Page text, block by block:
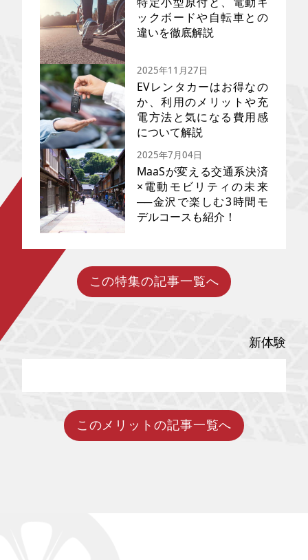
ックボードや自転車との
違いを徹底解説
2023年の道路交通法改正で「特
定小型原動機付自転車（特定小
し、電動キックボードや電動自
転車との違いに戸惑う人も多い
はず。この記事では、特定小型
原付の定義から、他の乗り物と
の比較、必要な免許、交通ルー
ル、注意点まで、交通ルールを
2025年11月27日
EVレンタカーはお得なの
か、利用のメリットや充
電方法と気になる費用感
について解説
近年主流になりつつあるEVカ
ー。レンタカー市場でも導入が
利用する人が増えているのだと
か。 EVレンタカーは果たしてお
得なのか……気になる充電方法や
2025年7月04日
MaaSが変える交通系決済
×電動モビリティの未来
──金沢で楽しむ3時間モ
デルコースも紹介！
いま、MaaS（Mobility as a
Service）の取り組みが全国で広
などの電動モビリティを、
Suica・PASMOなどの交通系IC
で一括決済・予約できる仕組み
は、MaaSが目指す未来の移動の
かたちをわかりやすく整理しつ
つ、金沢で楽しめる「電動アシ
この特集の記事一覧へ
新体験
このメリットの記事一覧へ